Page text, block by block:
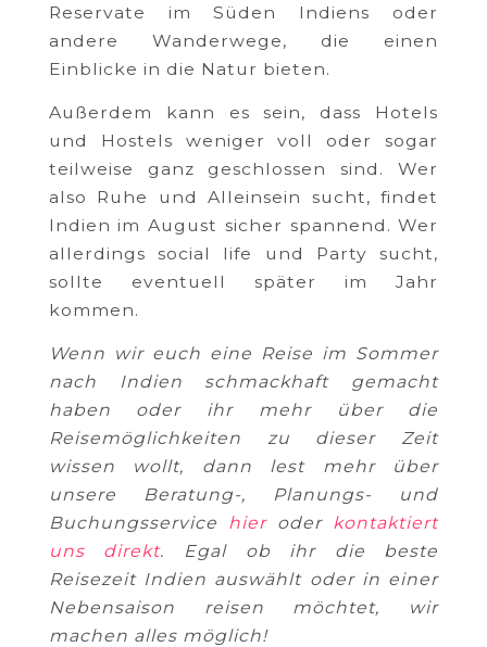
Reservate im Süden Indiens oder
andere Wanderwege, die einen
Einblicke in die Natur bieten.
Außerdem kann es sein, dass Hotels
und Hostels weniger voll oder sogar
teilweise ganz geschlossen sind. Wer
also Ruhe und Alleinsein sucht, findet
Indien im August sicher spannend. Wer
allerdings social life und Party sucht,
sollte eventuell später im Jahr
kommen.
Wenn wir euch eine Reise im Sommer
nach Indien schmackhaft gemacht
haben oder ihr mehr über die
Reisemöglichkeiten zu dieser Zeit
wissen wollt, dann lest mehr über
unsere Beratung-, Planungs- und
Buchungsservice
hieroder kontaktiert
uns direkt. Egal ob ihr die beste
Reisezeit Indien auswählt oder in einer
Nebensaison reisen möchtet, wir
machen alles möglich!